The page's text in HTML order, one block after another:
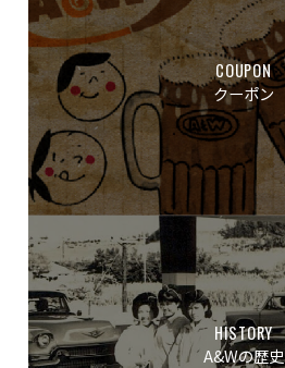
COUPON
クーポン
HISTORY
A&Wの歴史